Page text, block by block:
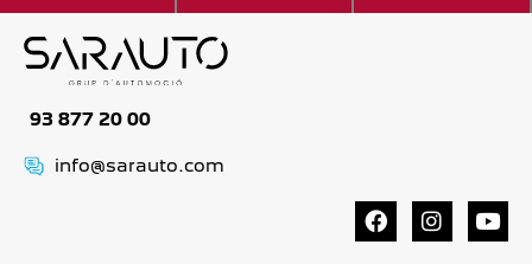
93 877 20 00
info@sarauto.com